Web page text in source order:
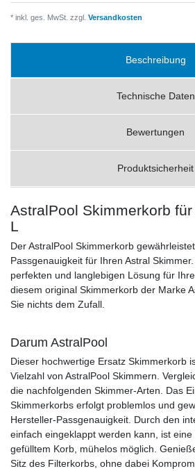
* inkl. ges. MwSt. zzgl. Versandkosten
Beschreibung
Technische Daten
Bewertungen
Produktsicherheit
AstralPool Skimmerkorb
L
Der AstralPool Skimmerkorb
Passgenauigkeit für Ihren Astral
perfekten und langlebigen Lösung für
diesem original Skimmerkorb der Marke
Sie nichts dem Zufall.
Darum AstralPool
Dieser hochwertige Ersatz Skimmerkorb
Vielzahl von AstralPool Skimmern.
die nachfolgenden Skimmer-Arten. Das
Skimmerkorbs erfolgt problemlos und
Hersteller-Passgenauigkeit. Durch den
einfach eingeklappt werden kann, ist
gefülltem Korb, mühelos möglich.
Sitz des Filterkorbs, ohne dabei